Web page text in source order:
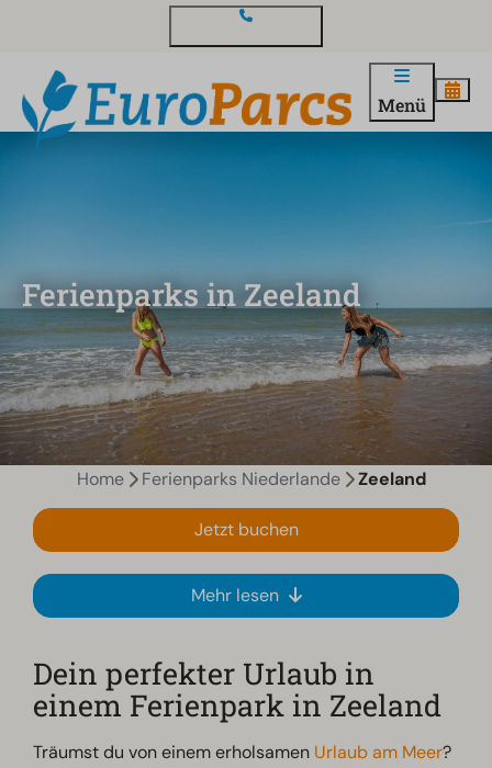
Menü
Ferienparks in Zeeland
Home Ferienparks Niederlande Zeeland
Jetzt buchen
Mehr lesen
Dein perfekter Urlaub in
einem Ferienpark in Zeeland
Träumst du von einem erholsamen Urlaub am Meer?